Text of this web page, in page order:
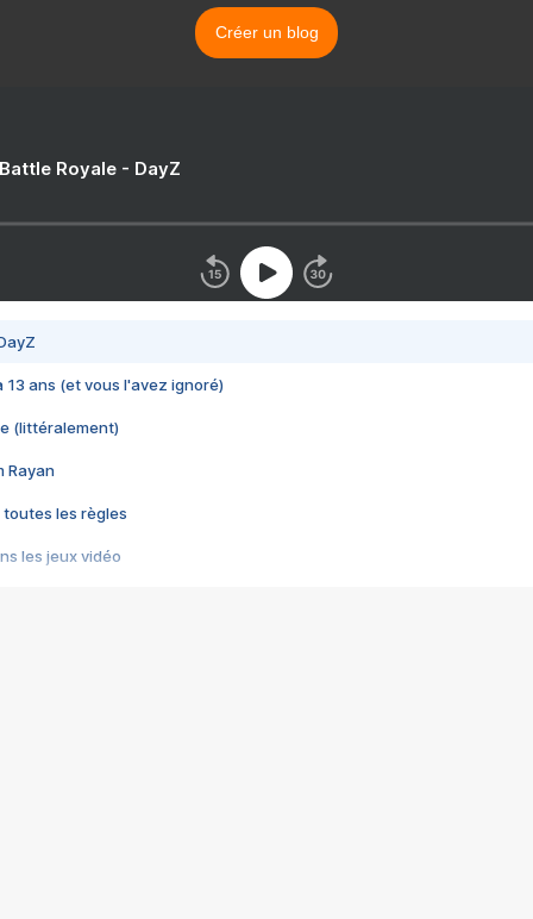
Créer un blog
Royale - DayZ
13 ans (et vous l'avez ignoré)
(littéralement)
Rayan
toutes les règles
les jeux vidéo